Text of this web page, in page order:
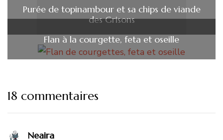
Purée de topinambour et sa chips de viande
des Grisons
Flan à la courgette, feta et oseille
18 commentaires
Neaira